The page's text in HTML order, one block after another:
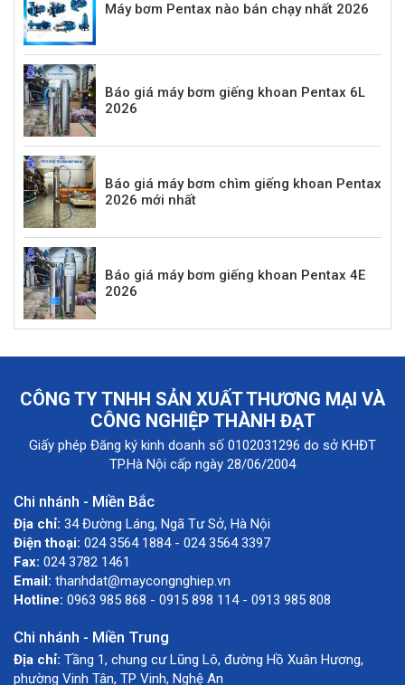
Máy bơm Pentax nào bán chạy nhất 2026
Báo giá máy bơm giếng khoan Pentax 6L
2026
Báo giá máy bơm chìm giếng khoan Pentax
2026 mới nhất
Báo giá máy bơm giếng khoan Pentax 4E
2026
CÔNG TY TNHH SẢN XUẤT THƯƠNG MẠI VÀ
CÔNG NGHIỆP THÀNH ĐẠT
Giấy phép Đăng ký kinh doanh số 0102031296 do sở KHĐT
TP.Hà Nội cấp ngày 28/06/2004
Chi nhánh - Miền Bắc
Địa chỉ: 34 Đường Láng, Ngã Tư Sở, Hà Nội
Điện thoại: 024 3564 1884 - 024 3564 3397
Fax: 024 3782 1461
Email: thanhdat@maycongnghiep.vn
Hotline: 0963 985 868 - 0915 898 114 - 0913 985 808
Chi nhánh - Miền Trung
Địa chỉ: Tầng 1, chung cư Lũng Lô, đường Hồ Xuân Hương,
phường Vinh Tân, TP Vinh, Nghệ An